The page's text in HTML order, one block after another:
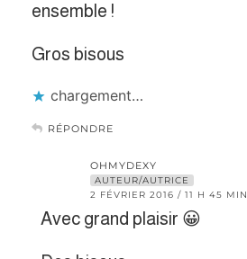
ensemble !
Gros bisous
chargement…
RÉPONDRE
OHMYDEXY
AUTEUR/AUTRICE
2 FÉVRIER 2016 / 11 H 45 MIN
Avec grand plaisir 😀